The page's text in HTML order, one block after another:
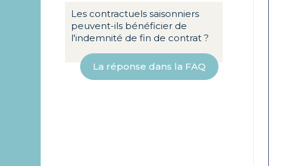
Les contractuels saisonniers
peuvent-ils bénéficier de
l'indemnité de fin de contrat ?
La réponse dans la FAQ